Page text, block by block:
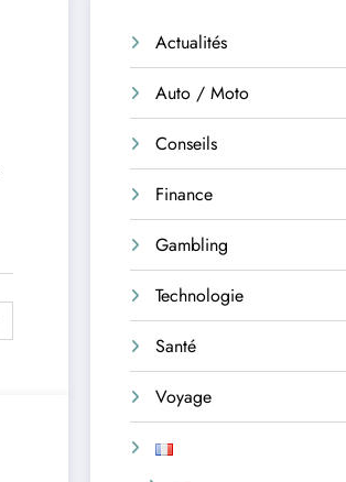
Actualités
Auto / Moto
Conseils
Finance
Gambling
Technologie
Santé
Voyage